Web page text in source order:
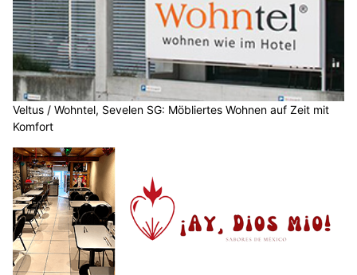
Veltus / Wohntel, Sevelen SG: Möbliertes Wohnen auf Zeit mit
Komfort